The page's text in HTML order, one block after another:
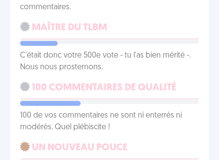
commentaires.
MAÎTRE DU TLBM
C'était donc votre 500e vote - tu l'as bien mérité -.
Nous nous prosternons.
100 COMMENTAIRES DE QUALITÉ
100 de vos commentaires ne sont ni enterrés ni
modérés. Quel plébiscite !
UN NOUVEAU POUCE